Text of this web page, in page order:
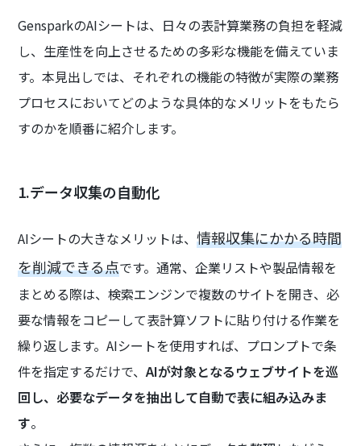
GensparkのAIシートは、日々の表計算業務の負担を軽減
し、生産性を向上させるための多彩な機能を備えていま
す。本見出しでは、それぞれの機能の特徴が実際の業務
プロセスにおいてどのような具体的なメリットをもたら
すのかを順番に紹介します。
1.データ収集の自動化
AIシートの大きなメリットは、情報収集にかかる時間
を削減できる点です。通常、企業リストや製品情報を
まとめる際は、検索エンジンで複数のサイトを開き、必
要な情報をコピーして表計算ソフトに貼り付ける作業を
繰り返します。AIシートを使用すれば、プロンプトで条
件を指定するだけで、AIが対象となるウェブサイトを巡
回し、必要なデータを抽出して自動で表に組み込みま
す。